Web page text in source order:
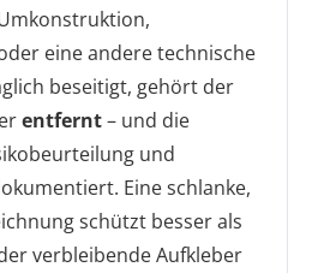
eine andere technische
beseitigt, gehört der
entfernt– und die
und
Eine schlanke,
schützt besser als
verbleibende Aufkleber